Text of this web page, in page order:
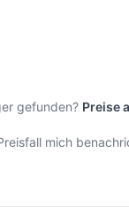
gefunden? Preise
mich